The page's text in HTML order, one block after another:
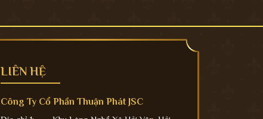
LIÊN HỆ
Công Ty Cổ Phần Thuận Phát JSC